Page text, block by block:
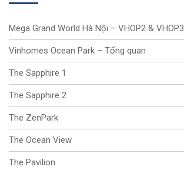
Mega Grand World Hà Nội – VHOP2 & VHOP3
Vinhomes Ocean Park – Tổng quan
The Sapphire 1
The Sapphire 2
The ZenPark
The Ocean View
The Pavilion